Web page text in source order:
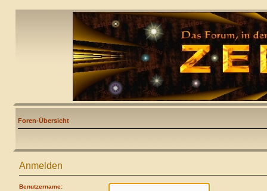
Foren-Übersicht
Anmelden
Benutzername: